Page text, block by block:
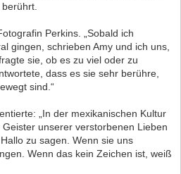
Perkins. „Sobald ich
gingen, schrieben Amy und ich uns,
sie, ob es zu viel oder zu
dass es sie sehr berühre,
sind.“
„In der mexikanischen Kultur
unserer verstorbenen Lieben
zu sagen. Wenn sie uns
Wenn das kein Zeichen ist, weiß